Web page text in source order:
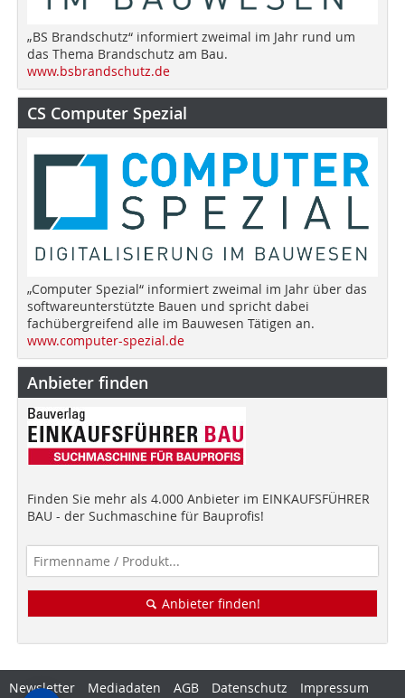
„BS Brandschutz“ informiert zweimal im Jahr rund um
das Thema Brandschutz am Bau.
www.bsbrandschutz.de
CS Computer Spezial
„Computer Spezial“ informiert zweimal im Jahr über das
softwareunterstützte Bauen und spricht dabei
fachübergreifend alle im Bauwesen Tätigen an.
www.computer-spezial.de
Anbieter finden
Finden Sie mehr als 4.000 Anbieter im EINKAUFSFÜHRER
BAU - der Suchmaschine für Bauprofis!
Anbieter finden!
Newsletter Mediadaten AGB Datenschutz
Impressum